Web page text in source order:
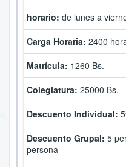
horario: de lunes a
Carga Horaria: 2400
Matrícula: 1260 Bs.
Colegiatura: 25000 Bs.
Descuento Individual:
Descuento Grupal: 5
persona